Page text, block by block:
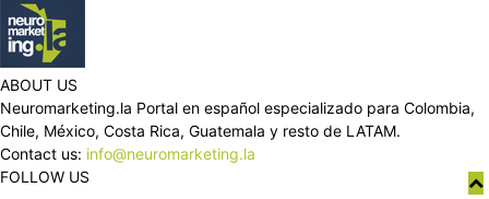
ABOUT US
Neuromarketing.la Portal en español especializado para Colombia,
Chile, México, Costa Rica, Guatemala y resto de LATAM.
Contact us: info@neuromarketing.la
FOLLOW US